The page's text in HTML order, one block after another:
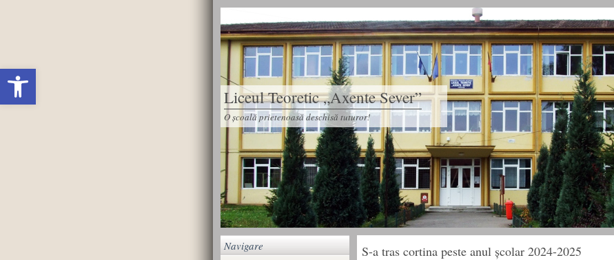
Deschide bara de unelte
Liceul Teoretic „Axente Sever”
O școală prietenoasă deschisă tuturor!
S-a tras cortina peste anul școlar 2024-2025
Navigare